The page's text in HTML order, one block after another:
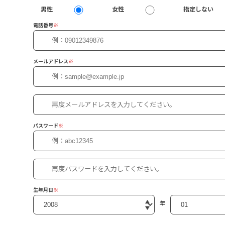
男性 女性 指定しない
電話番号※
メールアドレス※
パスワード※
生年月日 ※
年